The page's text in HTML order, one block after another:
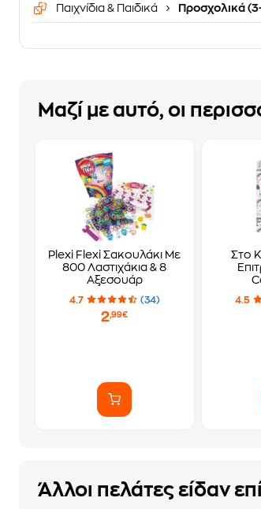
Παιχνίδια & Παιδικά Προσχολικά
Μαζί με αυτό, οι
Plexi Flexi Σακουλάκι Με
800 Λαστιχάκια & 8
Αξεσουάρ
4.7 (34)
2,99€
Στο
4.5
Άλλοι πελάτες είδαν